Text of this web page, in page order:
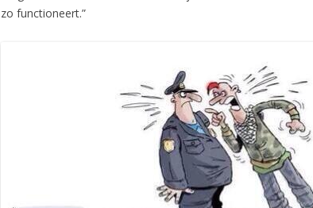
zo functioneert.”